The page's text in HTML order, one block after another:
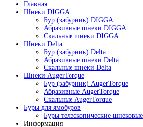
Главная
Шнеки DIGGA
Бур (забурник) DIGGA
Абразивные шнеки DIGGA
Скальные шнеки DIGGA
Шнеки Delta
Бур (забурник) Delta
Абразивные шнеки Delta
Скальные шнеки Delta
Шнеки AugerTorque
Бур (забурник) AugerTorque
Абразивные AugerTorque
Скальные AugerTorque
Буры для ямобуров
Буры телескопические шнековые
Информация